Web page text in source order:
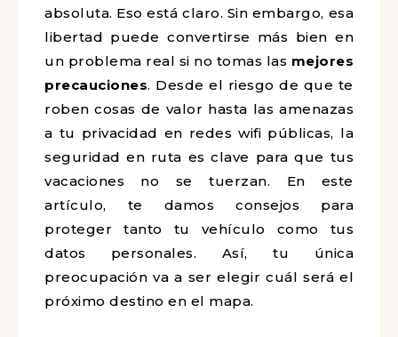
absoluta. Eso está claro. Sin embargo, esa
libertad puede convertirse más bien en
un problema real si no tomas las mejores
precauciones. Desde el riesgo de que te
roben cosas de valor hasta las amenazas
a tu privacidad en redes wifi públicas, la
seguridad en ruta es clave para que tus
vacaciones no se tuerzan. En este
artículo, te damos consejos para
proteger tanto tu vehículo como tus
datos personales. Así, tu única
preocupación va a ser elegir cuál será el
próximo destino en el mapa.